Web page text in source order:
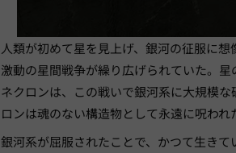
人類が初めて星を見上げ、銀河の征服に
激動の星間戦争が繰り広げられていた。
ネクロンは、この戦いで銀河系に大規模
ロンは魂のない構造物として永遠に呪われ
銀河系が屈服されたことで、かつて生き